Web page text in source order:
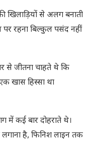
खिलाड़ियों से अलग बनाती
पर रहना बिल्कुल पसंद नहीं
से जीतना चाहते थे कि
खास हिस्सा था
में कई बार दोहराते थे।
है, फिनिश लाइन तक